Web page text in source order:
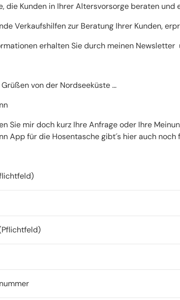
die Kunden in Ihrer Altersvorsorge beraten und
Verkaufshilfen zur Beratung Ihrer Kunden,
erhalten Sie durch meinen Newsletter
von der Nordseeküste …
Sie mir doch kurz Ihre Anfrage oder Ihre
App für die Hosentaschegibt´s hierauch noch